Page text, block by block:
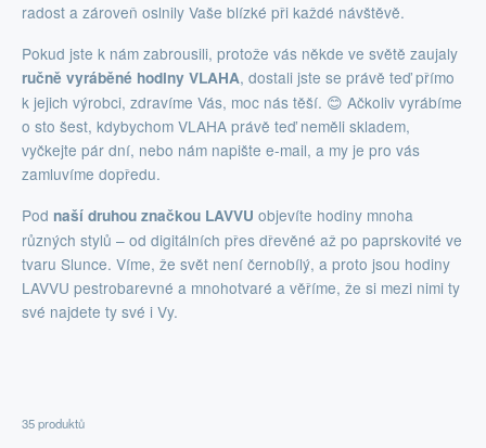
radost a zároveň oslnily Vaše blízké při každé návštěvě.
Pokud jste k nám zabrousili, protože vás někde ve světě zaujaly
ručně vyráběné hodiny VLAHA, dostali jste se právě teď přímo
k jejich výrobci, zdravíme Vás, moc nás těší. 😊 Ačkoliv vyrábíme
o sto šest, kdybychom VLAHA právě teď neměli skladem,
vyčkejte pár dní, nebo nám napište e-mail, a my je pro vás
zamluvíme dopředu.
Pod naší druhou značkou LAVVU objevíte hodiny mnoha
různých stylů – od digitálních přes dřevěné až po paprskovité ve
tvaru Slunce. Víme, že svět není černobílý, a proto jsou hodiny
LAVVU pestrobarevné a mnohotvaré a věříme, že si mezi nimi ty
své najdete ty své i Vy.
35 produktů